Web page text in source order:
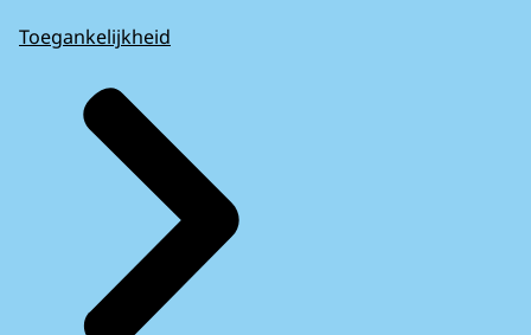
Toegankelijkheid